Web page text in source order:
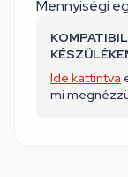
Mennyiségi
Ide kattintva
mi